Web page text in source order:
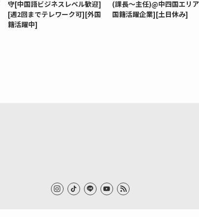
守[中国語ビジネスレベル歓迎]
[週2回までテレワーク可][外国
籍活躍中]
(課長～主任)@中四国エリ
国籍活躍企業][土日休み]